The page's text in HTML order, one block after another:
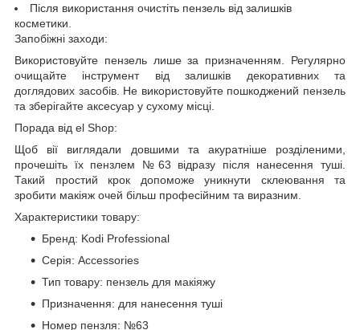
Після використання очистіть пензель від залишків
косметики.
Запобіжні заходи:
Використовуйте пензель лише за призначенням. Регулярно
очищайте інструмент від залишків декоративних та
доглядових засобів. Не використовуйте пошкоджений пензель
та зберігайте аксесуар у сухому місці.
Порада від el Shop:
Щоб вії виглядали довшими та акуратніше розділеними,
прочешіть їх пензлем №63 відразу після нанесення туші.
Такий простий крок допоможе уникнути склеювання та
зробити макіяж очей більш професійним та виразним.
Характеристики товару:
Бренд: Kodi Professional
Серія: Accessories
Тип товару: пензель для макіяжу
Призначення: для нанесення туші
Номер пензля: №63